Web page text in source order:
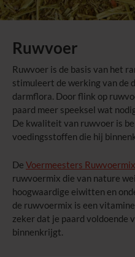
Ruwvoer
Ruwvoer is de basis van het
stimuleert de werking van de
darmflora. Door flink op
paard meer speeksel wat
De kwaliteit van ruwvoer is
voedingsstoffen die hij
De Voermeesters
ruwvoermix die van nature
hoogwaardige eiwitten en
de ruwvoermix is een
zeker dat je paard voldoende
binnenkrijgt.